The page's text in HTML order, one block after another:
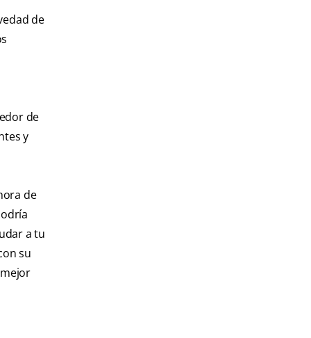
de
de
y
de
a tu
su